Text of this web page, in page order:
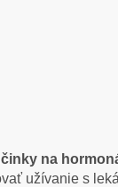
na
užívanie s